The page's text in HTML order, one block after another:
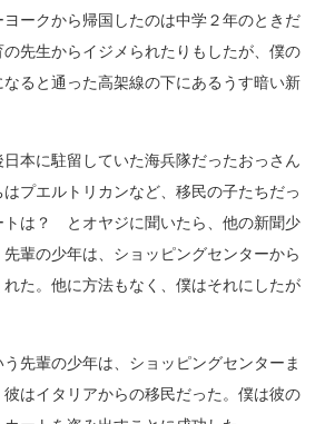
ヨークから帰国したのは中学２年のときだ
先生からイジメられたりもしたが、僕の
ると通った高架線の下にあるうす暗い新
本に駐留していた海兵隊だったおっさん
プエルトリカンなど、移民の子たちだっ
トは？ とオヤジに聞いたら、他の新聞少
輩の少年は、ショッピングセンターから
た。他に方法もなく、僕はそれにしたが
先輩の少年は、ショッピングセンターま
はイタリアからの移民だった。僕は彼の